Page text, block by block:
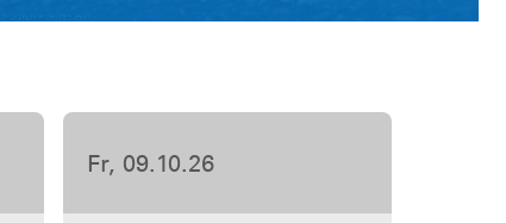
Vorstandssitzung